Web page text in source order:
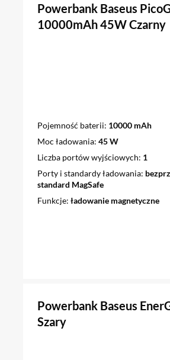
Powerbank Baseus
10000mAh 45W Czarny
Pojemność baterii 10000 mAh
Moc ładowania 45 W
Liczba portów wyjściowych 1
Porty i standardy ładowania
standard MagSafe
Funkcje ładowanie magnetyczne
Powerbank Baseus
Szary